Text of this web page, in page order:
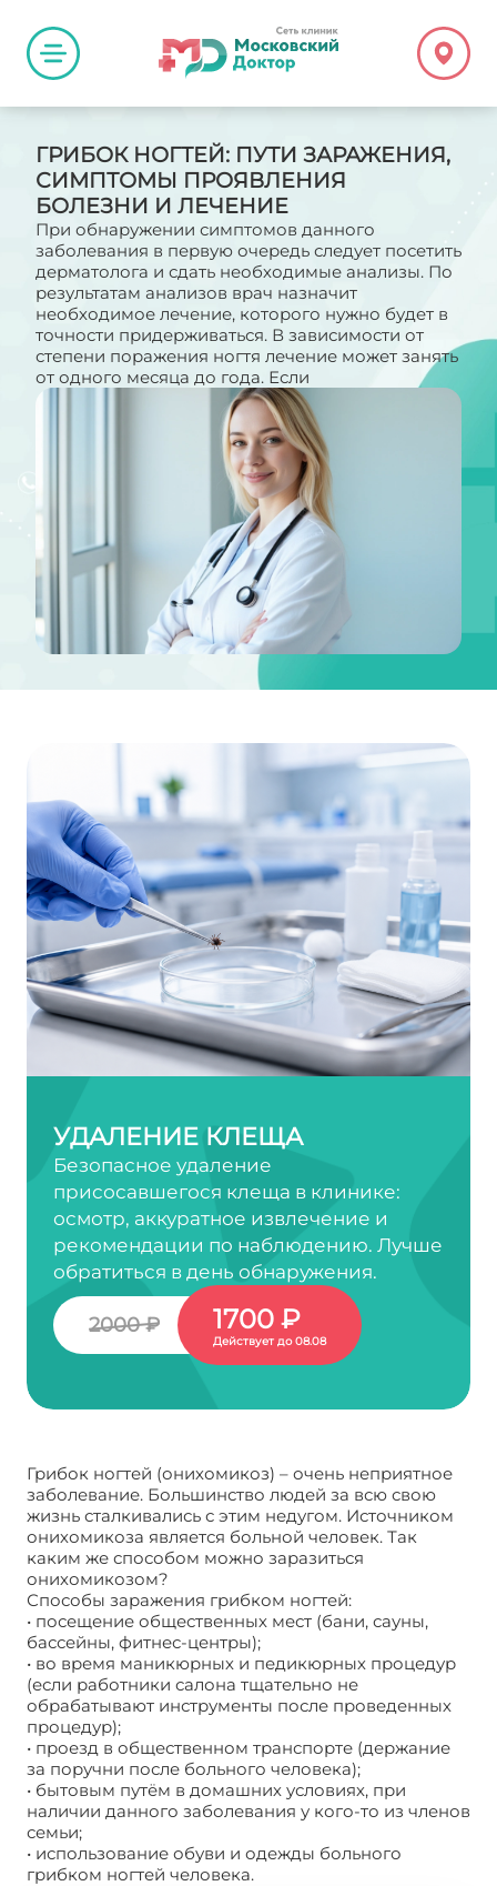
ГРИБОК НОГТЕЙ: ПУТИ ЗАРАЖЕНИЯ,
СИМПТОМЫ ПРОЯВЛЕНИЯ
БОЛЕЗНИ И ЛЕЧЕНИЕ
При обнаружении симптомов данного
заболевания в первую очередь следует посетить
дерматолога и сдать необходимые анализы. По
результатам анализов врач назначит
необходимое лечение, которого нужно будет в
точности придерживаться. В зависимости от
степени поражения ногтя лечение может занять
от одного месяца до года. Если
УДАЛЕНИЕ КЛЕЩА
Безопасное удаление
присосавшегося клеща в клинике:
осмотр, аккуратное извлечение и
рекомендации по наблюдению. Лучше
обратиться в день обнаружения.
2000 ₽ 1700 ₽
Действует до 08.08
Грибок ногтей (онихомикоз) – очень неприятное
заболевание. Большинство людей за всю свою
жизнь сталкивались с этим недугом. Источником
онихомикоза является больной человек. Так
каким же способом можно заразиться
онихомикозом?
Способы заражения грибком ногтей:
• посещение общественных мест (бани, сауны,
бассейны, фитнес-центры);
• во время маникюрных и педикюрных процедур
(если работники салона тщательно не
обрабатывают инструменты после проведенных
процедур);
• проезд в общественном транспорте (держание
за поручни после больного человека);
• бытовым путём в домашних условиях, при
наличии данного заболевания у кого-то из членов
семьи;
• использование обуви и одежды больного
грибком ногтей человека.